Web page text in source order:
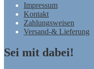
Impressum
Kontakt
Zahlungsweisen
Versand-& Lieferung
Sei mit dabei!